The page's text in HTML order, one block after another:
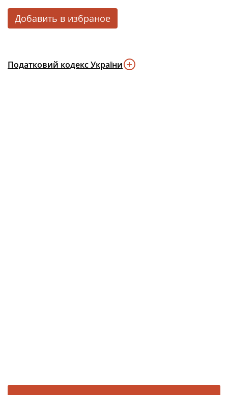
Добавить в избраное
Податковий кодекс України